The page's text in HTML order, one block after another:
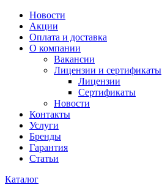
Новости
Акции
Оплата и доставка
О компании
Вакансии
Лицензии и сертификаты
Лицензии
Сертификаты
Новости
Контакты
Услуги
Бренды
Гарантия
Статьи
Каталог